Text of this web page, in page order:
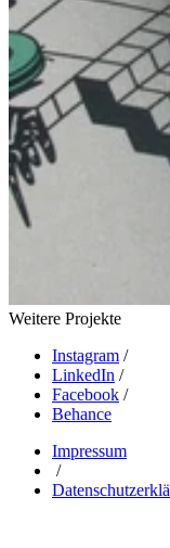
Weitere Projekte
Instagram /
LinkedIn /
Facebook /
Behance
Impressum
/